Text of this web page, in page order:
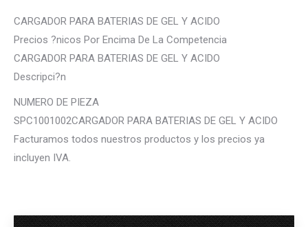
CARGADOR PARA BATERIAS DE GEL Y ACIDO
Precios ?nicos Por Encima De La Competencia
CARGADOR PARA BATERIAS DE GEL Y ACIDO
Descripci?n
NUMERO DE PIEZA
SPC1001002CARGADOR PARA BATERIAS DE GEL Y ACIDO
Facturamos todos nuestros productos y los precios ya
incluyen IVA.